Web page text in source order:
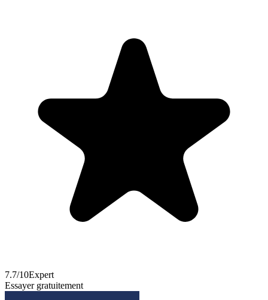
7.7/10Expert
Essayer gratuitement